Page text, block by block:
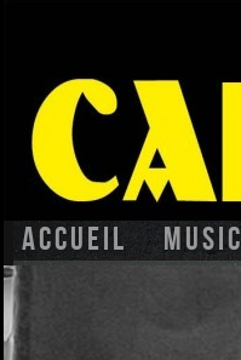
Accueil Music